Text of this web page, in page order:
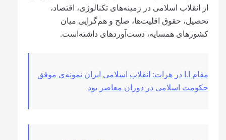
از انقلاب اسلامی در زمینه‌های تکنالوژی، اقتصاد،
تحصیل، حقوق اقلیت‌ها، صلح و هم‌گرایی میان
کشورهای همسایه، دست‌آوردهای داشته‌است.
مقام ا.ا در هرات: انقلاب اسلامی ایران نمونه‌ی موفق
حکومت اسلامی در دوران معاصر بود